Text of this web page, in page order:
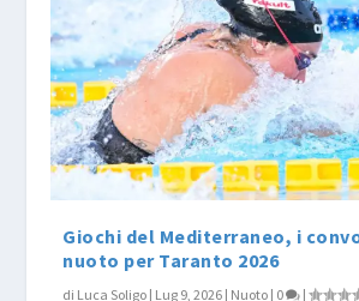
Giochi del Mediterraneo, i
nuoto per Taranto 2026
di Luca Soligo | Lug 9, 2026 | Nuoto | 0 |